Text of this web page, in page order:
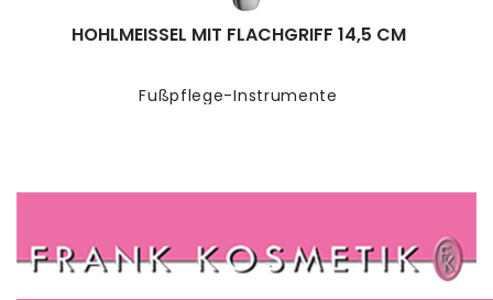
Fußpflege-Instrumente
HOHLMEISSEL MIT FLACHGRIFF 14,5 CM